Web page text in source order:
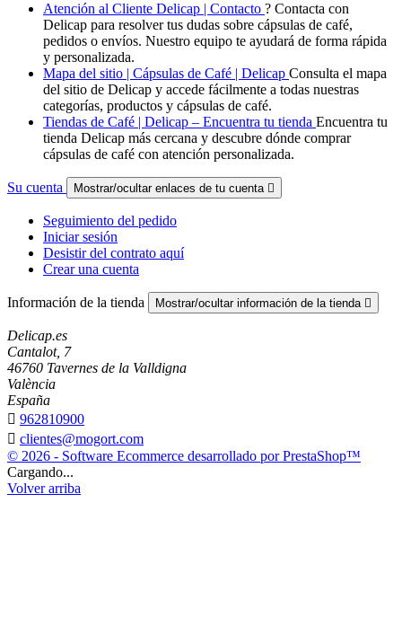
Atención al Cliente Delicap | Contacto ? Contacta con
Delicap para resolver tus dudas sobre cápsulas de café,
pedidos o envíos. Nuestro equipo te ayudará de forma rápida
y personalizada.
Mapa del sitio | Cápsulas de Café | Delicap Consulta el mapa
del sitio de Delicap y accede fácilmente a todas nuestras
categorías, productos y cápsulas de café.
Tiendas de Café | Delicap – Encuentra tu tienda Encuentra tu
tienda Delicap más cercana y descubre dónde comprar
cápsulas de café con atención personalizada.
Su cuenta Mostrar/ocultar enlaces de tu cuenta 
Seguimiento del pedido
Iniciar sesión
Desistir del contrato aquí
Crear una cuenta
Información de la tienda Mostrar/ocultar información de la tienda 
Delicap.es
Cantalot, 7
46760 Tavernes de la Valldigna
València
España
 962810900
 clientes@mogort.com
© 2026 - Software Ecommerce desarrollado por PrestaShop™
Cargando...
Volver arriba